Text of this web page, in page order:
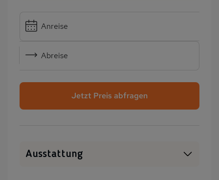
Anreise
Abreise
Jetzt Preis abfragen
Ausstattung